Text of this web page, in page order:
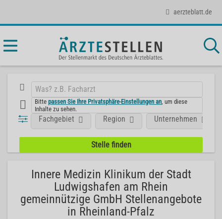
aerzteblatt.de
Bittepassen Sie Ihre Privatsphäre-Einstellungen an , um diese
Inhalte zu sehen.
Fachgebiet Region Unternehmen
Innere Medizin Klinikum der Stadt
Ludwigshafen am Rhein
gemeinnützige GmbH Stellenangebote
in Rheinland-Pfalz